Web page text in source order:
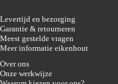
Levertijd en bezorging
Garantie & retourneren
Meest gestelde vragen
Meer informatie eikenhout
Over ons
Onze werkwijze